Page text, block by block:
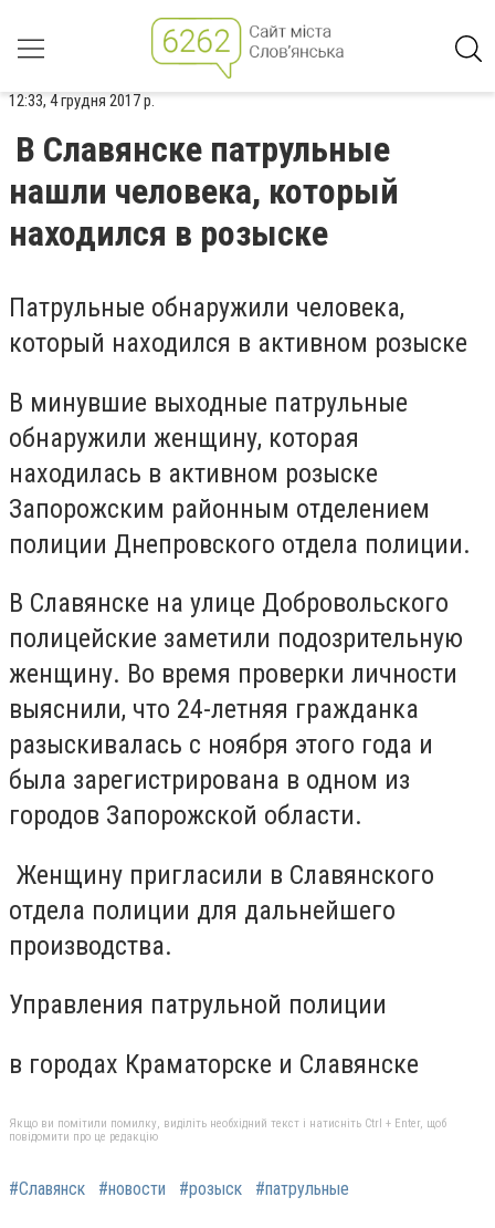
12:33, 4 грудня 2017 р.
В Славянске патрульные
нашли человека, который
находился в розыске
Патрульные обнаружили человека,
который находился в активном розыске
В минувшие выходные патрульные
обнаружили женщину, которая
находилась в активном розыске
Запорожским районным отделением
полиции Днепровского отдела полиции.
В Славянске на улице Добровольского
полицейские заметили подозрительную
женщину. Во время проверки личности
выяснили, что 24-летняя гражданка
разыскивалась с ноября этого года и
была зарегистрирована в одном из
городов Запорожской области.
Женщину пригласили в Славянского
отдела полиции для дальнейшего
производства.
Управления патрульной полиции
в городах Краматорске и Славянске
Якщо ви помітили помилку, виділіть необхідний текст і натисніть Ctrl + Enter, щоб
повідомити про це редакцію
#Славянск #новости #розыск #патрульные